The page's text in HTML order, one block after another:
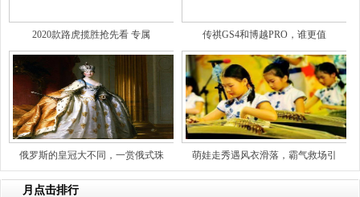
2020款路虎揽胜抢先看 专属 传祺GS4和博越PRO，谁更值
俄罗斯的皇冠大不同，一赏俄式珠 萌娃走秀遇风衣滑落，霸气救场引
月点击排行